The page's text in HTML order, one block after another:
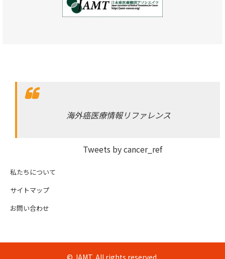
海外癌医療情報リファレンス
Tweets by cancer_ref
私たちについて
サイトマップ
お問い合わせ
© JAMT, All rights reserved.